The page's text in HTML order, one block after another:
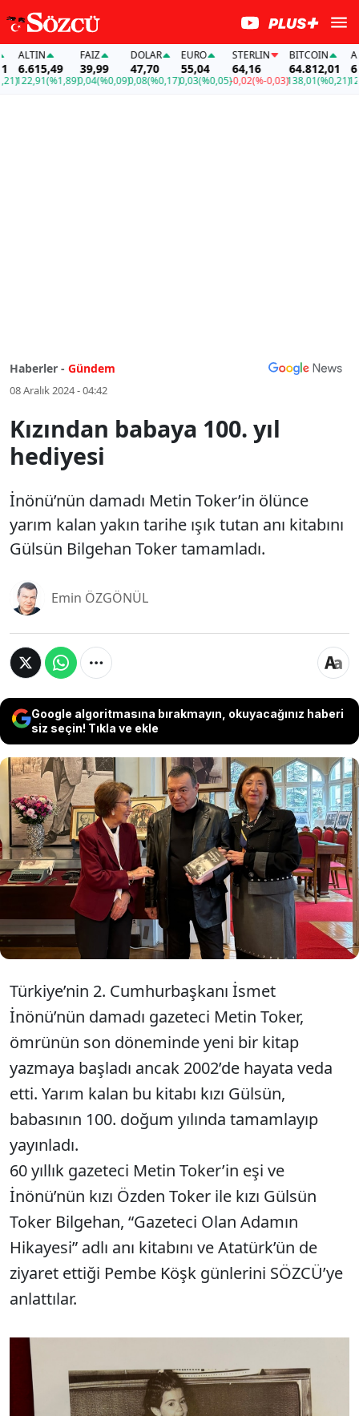
(%1,89)
FAİZ
39,99
0,04(%0,09)
DOLAR
47,70
0,08(%0,17)
EURO
55,04
0,03(%0,05)
STERLIN
64,16
-0,02(%-0,03)
BITCOIN
64.812,01
138,01(%0,21)
ALTIN
122,91
Haberler - Gündem
08 Aralık 2024 - 04:42
Kızından babaya 100. yıl
hediyesi
İnönü’nün damadı Metin Toker’in ölünce
yarım kalan yakın tarihe ışık tutan anı kitabını
Gülsün Bilgehan Toker tamamladı.
Emin ÖZGÖNÜL
Google algoritmasına bırakmayın, okuyacağınız haberi
siz seçin! Tıkla ve ekle
İnönü’nün damadı Metin Toker’in
ölünce yarım kalan yakın tarihe ışık
tutan anı kitabını Gülsün Bilgehan
Toker tamamladı.
Türkiye’nin 2. Cumhurbaşkanı İsmet
İnönü’nün damadı gazeteci Metin Toker,
ömrünün son döneminde yeni bir kitap
yazmaya başladı ancak 2002’de hayata veda
etti. Yarım kalan bu kitabı kızı Gülsün,
babasının 100. doğum yılında tamamlayıp
yayınladı.
60 yıllık gazeteci Metin Toker’in eşi ve
İnönü’nün kızı Özden Toker ile kızı Gülsün
Toker Bilgehan, “Gazeteci Olan Adamın
Hikayesi” adlı anı kitabını ve Atatürk’ün de
ziyaret ettiği Pembe Köşk günlerini SÖZCÜ’ye
anlattılar.